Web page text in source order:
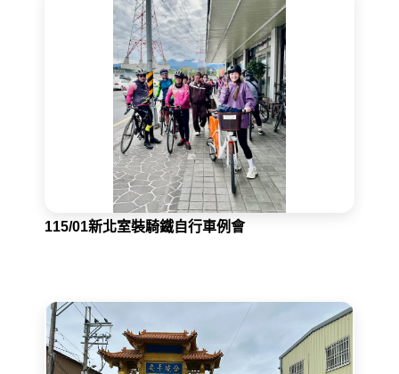
115/01新北室裝騎鐵自行車例會